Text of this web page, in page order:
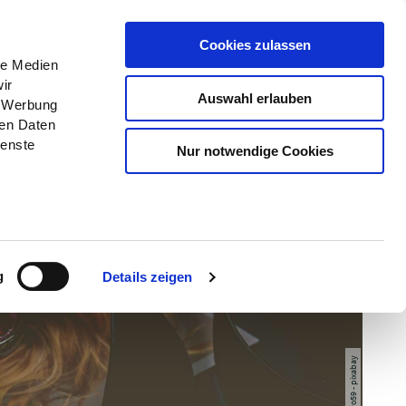
Medien
Daten
Details zeigen
Cookies zulassen
Auswahl erlauben
Nur notwendige Cookies
Erlebnisse Buchen